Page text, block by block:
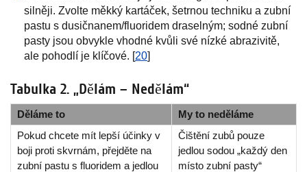
silněji. Zvolte měkký kartáček, šetrnou techniku a zubní
pastu s dusičnanem/fluoridem draselným; sodné zubní
pasty jsou obvykle vhodné kvůli své nízké abrazivitě,
ale pohodlí je klíčové. [20]
Tabulka 2. „Dělám – Nedělám“
Děláme to
My to neděláme
Pokud chcete mít lepší účinky v
boji proti skvrnám, přejděte na
zubní pastu s fluoridem a jedlou
Čištění zubů pouze
jedlou sodou „každý den
místo zubní pasty“